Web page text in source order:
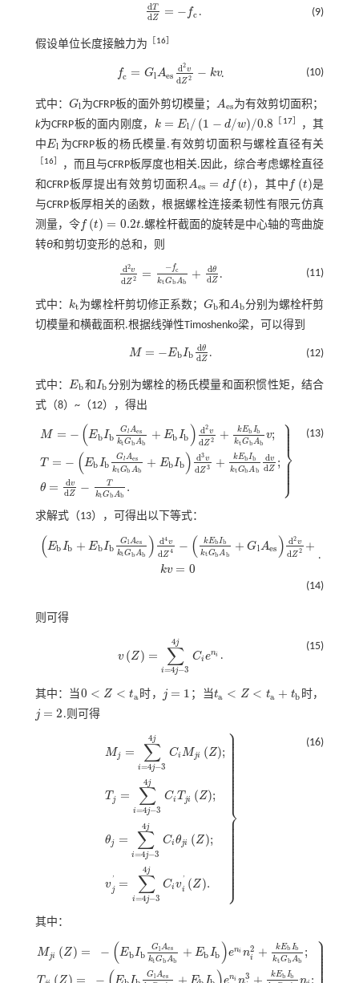
dT
dZ = − fc
dTd Z=- fc . (9)
假设单位长度接触力为 16］
fc = GlAes
d2v
dZ 2 − kv
fc= Gl Aesd2vdZ2-k v . (10)
式中： Gl
Gl 为CFRP板的面外剪切模量；Aes
Aes为有效剪切面积；
k为CFRP板的面内刚度， k = El / (1 − d/w)/0.8
k= El/ 1-d/ w /0.8 17］
，其
中El
El 为CFRP板的杨氏模量.有效剪切面积与螺栓直径有关
16］
，而且与CFRP板厚度也相关.因此，综合考虑螺栓直径
和CFRP板厚提出有效剪切面积Aes = df (t)
Aes=df ，其中 f (t)
f
是
与CFRP板厚相关的函数，根据螺栓连接柔韧性有限元仿真
测量，令f (t) = 0.2t
f =0.2 t
.螺栓杆截面的旋转是中心轴的弯曲旋
转θ和剪切变形的总和，则
d2v
dZ 2 = −fc
ktGb Ab
+ dθ
dZ
d2vd Z2 -fcktGb Ab +dθ d. (11)
式中： kt
kt 为螺栓杆剪切修正系数； Gb
Gb 和Ab
Ab 分别为螺栓杆剪
切模量和横截面积.根据线弹性Timoshenko梁，可以得到
M = −Eb Ib
dθ
dZ
M= -Eb IbdθdZ . (12)
式中：Eb
Eb 和 Ib
Ib 分别为螺栓的杨氏模量和面积惯性矩，结合
式（8）~（ 12），得出
M = − (EbIb
Gl Aes
ktGbAb
+ EbIb ) d2v
dZ 2 + kEb Ib
ktGbAb
v;
T = − (Eb Ib
GlAes
ktGb Ab
+ Eb Ib) d3v
dZ 3 + kEbIb
ktGb A b
dv
dZ ;
θ = dv
dZ −
T
ktGb Ab
.
⎫
⎭
⎬
⎪
⎪⎪⎪
⎪
⎪
⎪
⎪⎪
⎪
M=-E bIb G lAeskt GbAb+E bI bd2vdZ2+kEb Ib ktGbAbv;T= - b
(13)
求解式（13） ，可得出以下等式：
(EbIb + EbIb
Gl Aes
ktGb Ab ) d4v
dZ 4 − ( kEb Ib
ktGb A b
+ GlAes ) d2v
dZ 2 +
kv = 0
Eb tGbAbd4 vdZ bI bktGbA 2v dZ2 =.
(14)
则可得
v (Z) = ∑
i=4j−3
4j
Ci eni
vZ=∑ i= 4j- 4jC ni .
(15)
其中：当0 < Z < ta
0<Z< ta 时， j = 1
j= 1 ；当ta < Z < ta + tb
ta <Z< ta +tb 时，
j = 2
j= 2 .则可得
Mj = ∑
i=4j−3
4j
Ci Mji (Z);
Tj = ∑
i=4j−3
4j
Ci T ji (Z);
θj = ∑
i=4j−3
4j
Ci θji (Z );
vj = ∑
i=4j−3
4j
Ci vi (Z).
⎫
⎭
⎬
⎪⎪⎪⎪⎪⎪⎪⎪⎪⎪⎪⎪⎪⎪⎪⎪⎪⎪
⎪
⎪
⎪
⎪⎪⎪⎪⎪⎪⎪⎪⎪⎪⎪⎪⎪⎪⎪⎪
⎪
- 3 34
(16)
其中：
M ji (Z ) = − (EbIb
Gl Aes
ktGb Ab
+ EbIb )eni n2
i + kEb Ib
ktGb Ab
;
T (Z) = − E I
GlAes + E I eni n3 + kEb Ib n ;
⎫
⎪⎪⎪⎪⎪⎪⎪